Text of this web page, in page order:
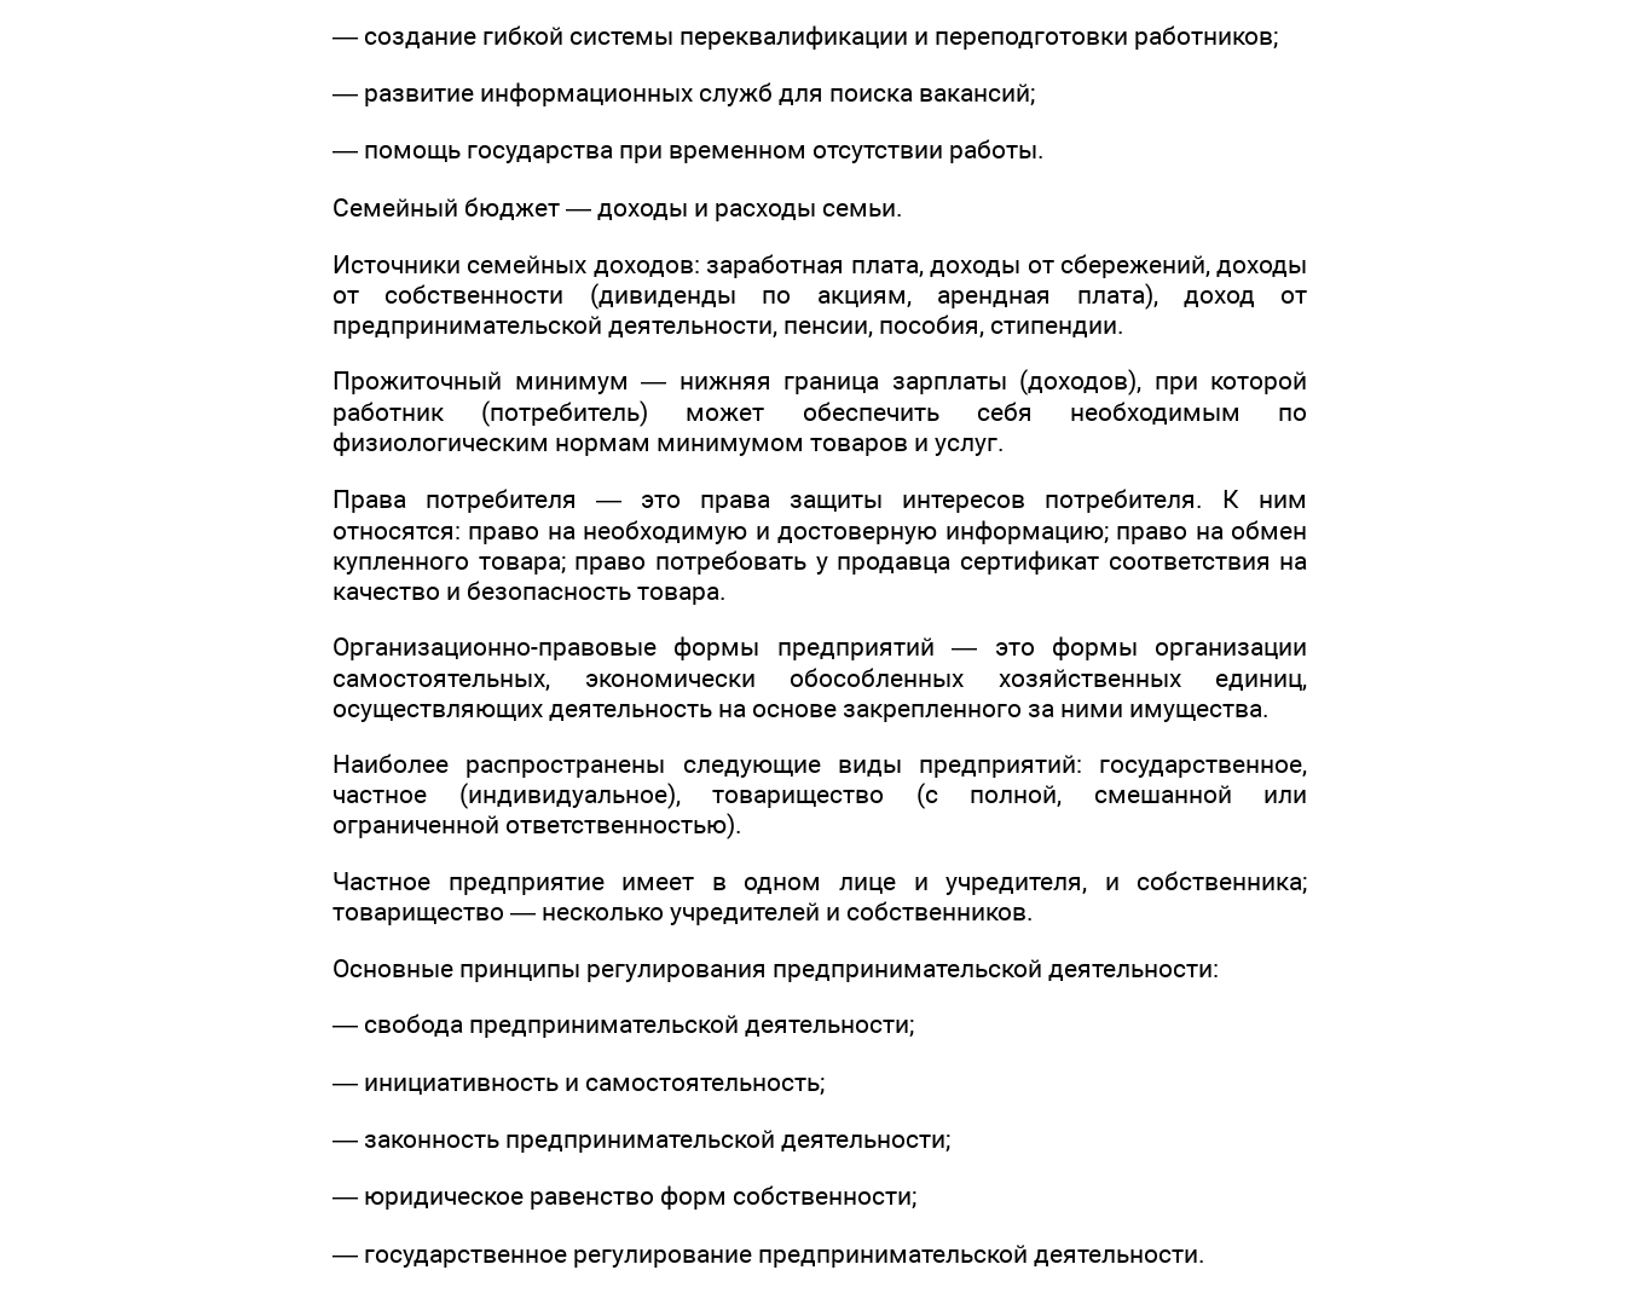
— создание гибкой системы переквалификации и переподготовки работников;
— развитие информационных служб для поиска вакансий;
— помощь государства при временном отсутствии работы.
Семейный бюджет — доходы и расходы семьи.
Источники семейных доходов: заработная плата, доходы от сбережений, доходы
от собственности (дивиденды по акциям, арендная плата), доход от
предпринимательской деятельности, пенсии, пособия, стипендии.
Прожиточный минимум — нижняя граница зарплаты (доходов), при которой
работник (потребитель) может обеспечить себя необходимым по
физиологическим нормам минимумом товаров и услуг.
Права потребителя — это права защиты интересов потребителя. К ним
относятся: право на необходимую и достоверную информацию; право на обмен
купленного товара; право потребовать у продавца сертификат соответствия на
качество и безопасность товара.
Организационно-правовые формы предприятий — это формы организации
самостоятельных, экономически обособленных хозяйственных единиц,
осуществляющих деятельность на основе закрепленного за ними имущества.
Наиболее распространены следующие виды предприятий: государственное,
частное (индивидуальное), товарищество (с полной, смешанной или
ограниченной ответственностью).
Частное предприятие имеет в одном лице и учредителя, и собственника;
товарищество — несколько учредителей и собственников.
Основные принципы регулирования предпринимательской деятельности:
— свобода предпринимательской деятельности;
— инициативность и самостоятельность;
— законность предпринимательской деятельности;
— юридическое равенство форм собственности;
— государственное регулирование предпринимательской деятельности.